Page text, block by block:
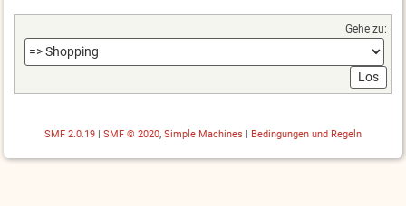
Gehe zu:
SMF 2.0.19 SMF © 2020, Simple Machines Bedingungen und Regeln